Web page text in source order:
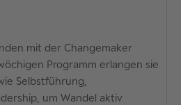
mit der Changemaker
Programm erlangen sie
Selbstführung,
um Wandel aktiv